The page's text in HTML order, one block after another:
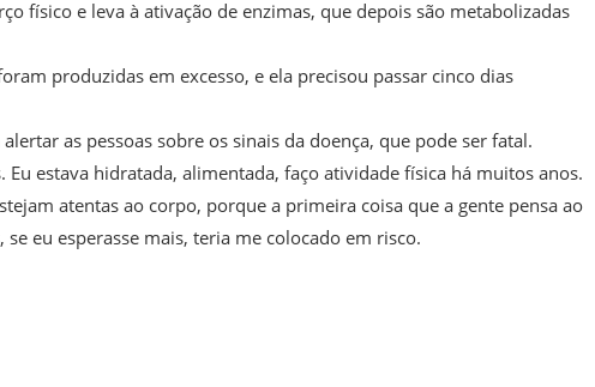
físico e leva à ativação de enzimas, que depois são metabolizadas
produzidas em excesso, e ela precisou passar cinco dias
as pessoas sobre os sinais da doença, que pode ser fatal.
estava hidratada, alimentada, faço atividade física há muitos anos.
atentas ao corpo, porque a primeira coisa que a gente pensa ao
eu esperasse mais, teria me colocado em risco.